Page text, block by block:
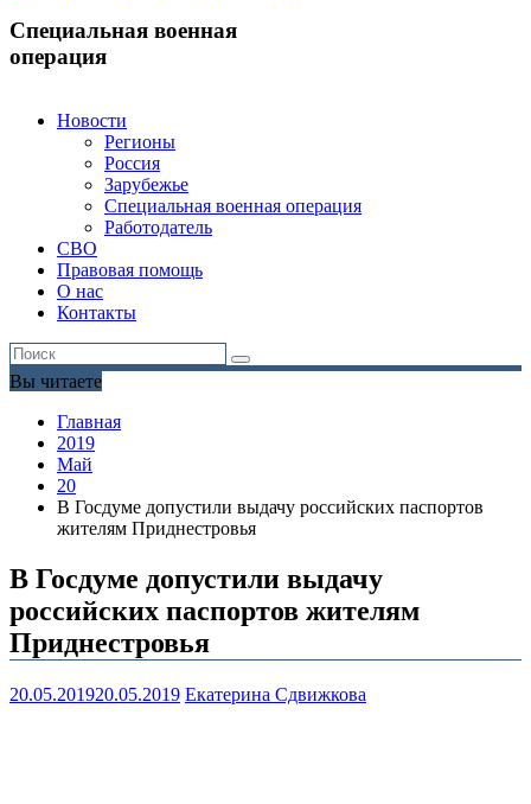
Специальная военная
операция
Новости
Регионы
Россия
Зарубежье
Специальная военная операция
Работодатель
СВО
Правовая помощь
О нас
Контакты
Вы читаете
Главная
2019
Май
20
В Госдуме допустили выдачу российских паспортов
жителям Приднестровья
В Госдуме допустили выдачу
российских паспортов жителям
Приднестровья
20.05.201920.05.2019 Екатерина Сдвижкова